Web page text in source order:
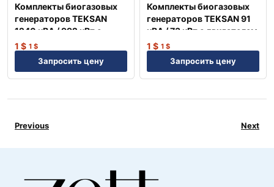
Комплекты биогазовых
генераторов TEKSAN
1240 кВА / 992 кВт с
двигателем PERKINS
Англия
1 $ 1 $
Запросить цену
Комплекты биогазовых
генераторов TEKSAN 91
кВА / 73 кВт с двигателем
MAN Немецкий
1 $ 1 $
Запросить цену
Previous Next